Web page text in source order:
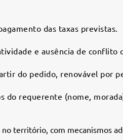
das taxas previstas.
e ausência de conflito
do pedido, renovável por
do requerente (nome,
território, com mecanismos